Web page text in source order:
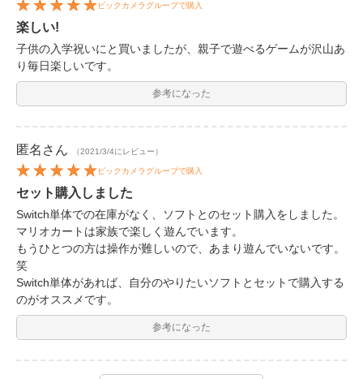
ビックカメラグループで購入
楽しい!
子供の入学祝いにと買いましたが、親子で遊べるゲームが沢山あ
り毎日楽しいです。
参考になった
匿名 さん （2021/3/4にレビュー）
ビックカメラグループで購入
セット購入しました
Switch単体での在庫がなく、ソフトとのセット購入をしました。
マリオカートは家族で楽しく遊んでいます。
もうひとつの方は操作が難しいので、あまり遊んでいないです。
笑
Switch単体があれば、自分のやりたいソフトとセットで購入する
のがオススメです。
参考になった